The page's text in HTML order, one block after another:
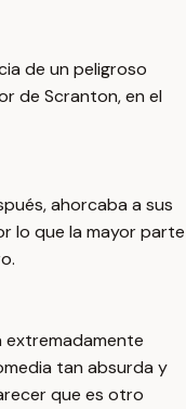
de un peligroso
de Scranton, en el
ahorcaba a sus
lo que la mayor parte
extremadamente
tan absurda y
que es otro